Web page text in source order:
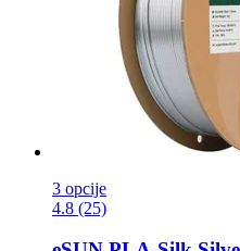
3 opcije
4.8 (25)